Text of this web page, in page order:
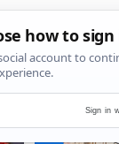
woot?!
Sign in